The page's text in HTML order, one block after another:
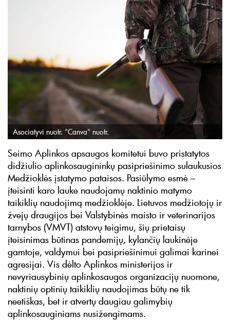
Asociatyvi nuotr. "Canva" nuotr.
Seimo Aplinkos apsaugos komitetui buvo pristatytos
didžiulio aplinkosaugininkų pasipriešinimo sulaukusios
Medžioklės įstatymo pataisos. Pasiūlymo esmė –
įteisinti karo lauke naudojamų naktinio matymo
taikiklių naudojimą medžioklėje. Lietuvos medžiotojų ir
žvejų draugijos bei Valstybinės maisto ir veterinarijos
tarnybos (VMVT) atstovų teigimu, šių prietaisų
įteisinimas būtinas pandemijų, kylančių laukinėje
gamtoje, valdymui bei pasipriešinimui galimai karinei
agresijai. Vis dėlto Aplinkos ministerijos ir
nevyriausybinių aplinkosaugos organizacijų nuomone,
naktinių optinių taikiklių naudojimas būtų ne tik
neetiškas, bet ir atvertų daugiau galimybių
aplinkosauginiams nusižengimams.